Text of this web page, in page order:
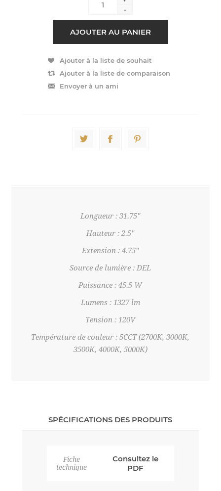
-
Longueur : 31.75"
Hauteur : 2.5"
Extension : 4.75"
Source de lumière : DEL
Puissance : 45.5 W
Lumens : 1327 lm
Tension : 120V
Température de couleur : 5CCT (2700K, 3000K,
3500K, 4000K, 5000K)
SPÉCIFICATIONS DES PRODUITS
Fiche
technique
Consultez le
PDF